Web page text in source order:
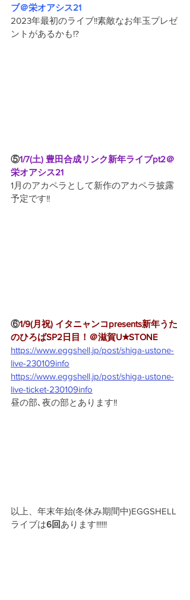
ブ＠栄オアシス21
2023年最初のライブ!!素敵なお年玉プレゼ
ントがあるかも!?
⑤1/7(土) 豊田合成リンク新年ライブpt2＠
栄オアシス21
1月のアカペラとして新作のアカペラ披露
予定です!!
⑥1/9(月祝) イタニャンコpresents新年うた
のひろばSP2日目！＠滋賀U★STONE
https://www.eggshell.jp/post/shiga-ustone-
live-230109info
https://www.eggshell.jp/post/shiga-ustone-
live-ticket-230109info
昼の部､夜の部とあります!!
以上、年末年始(冬休み期間中)EGGSHELL
ライブは6回あります!!!!!!